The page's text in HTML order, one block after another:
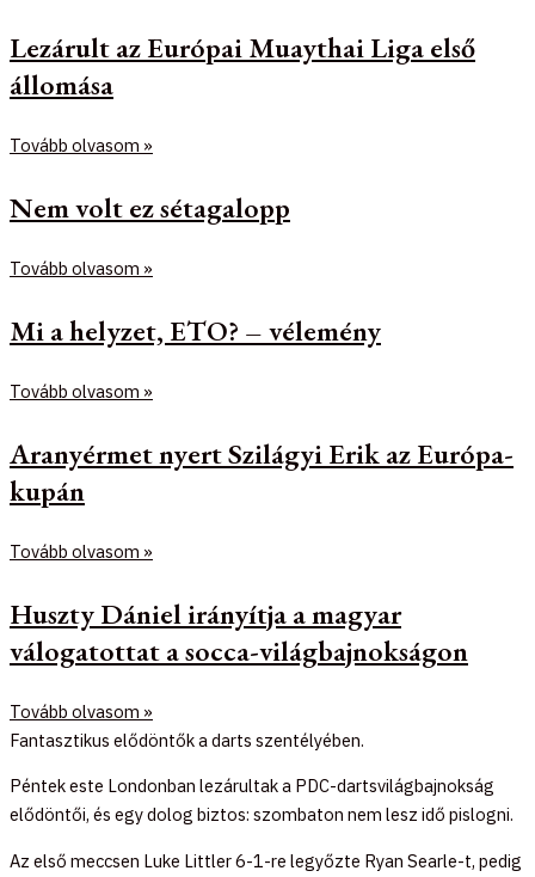
Lezárult az Európai Muaythai Liga első
állomása
Tovább olvasom »
Nem volt ez sétagalopp
Tovább olvasom »
Mi a helyzet, ETO? – vélemény
Tovább olvasom »
Aranyérmet nyert Szilágyi Erik az Európa-
kupán
Tovább olvasom »
Huszty Dániel irányítja a magyar
válogatottat a socca-világbajnokságon
Tovább olvasom »
Fantasztikus elődöntők a darts szentélyében.
Péntek este Londonban lezárultak a PDC-dartsvilágbajnokság
elődöntői, és egy dolog biztos: szombaton nem lesz idő pislogni.
Az első meccsen Luke Littler 6-1-re legyőzte Ryan Searle-t, pedig